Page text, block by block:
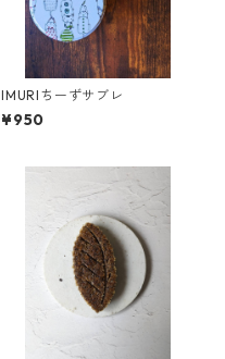
IMURIちーずサブレ
¥950